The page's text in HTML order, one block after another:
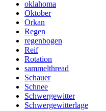
oklahoma
Oktober
Orkan
Regen
regenbogen
Reif
Rotation
sammelthread
Schauer
Schnee
Schwergewitter
Schwergewitterlage